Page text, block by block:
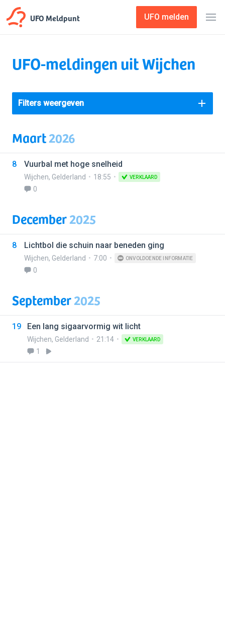
UFO Meldpunt UFO melden
UFO-meldingen uit Wijchen
Filters weergeven
Maart2026
8 Vuurbal met hoge snelheid
Wijchen, Gelderland 18:55 VERKLAARD
0
December2025
8 Lichtbol die schuin naar beneden ging
Wijchen, Gelderland 7:00 ONVOLDOENDE INFORMATIE
0
September2025
19 Een lang sigaarvormig wit licht
Wijchen, Gelderland 21:14 VERKLAARD
1